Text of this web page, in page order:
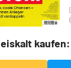
eiskalt